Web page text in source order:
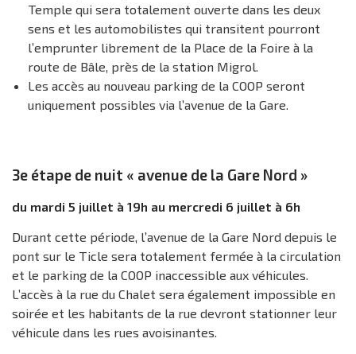
Temple qui sera totalement ouverte dans les deux
sens et les automobilistes qui transitent pourront
l’emprunter librement de la Place de la Foire à la
route de Bâle, près de la station Migrol.
Les accès au nouveau parking de la COOP seront
uniquement possibles via l’avenue de la Gare.
3e étape de nuit « avenue de la Gare Nord »
du mardi 5 juillet à 19h au mercredi 6 juillet à 6h
Durant cette période, l’avenue de la Gare Nord depuis le
pont sur le Ticle sera totalement fermée à la circulation
et le parking de la COOP inaccessible aux véhicules.
L’accès à la rue du Chalet sera également impossible en
soirée et les habitants de la rue devront stationner leur
véhicule dans les rues avoisinantes.